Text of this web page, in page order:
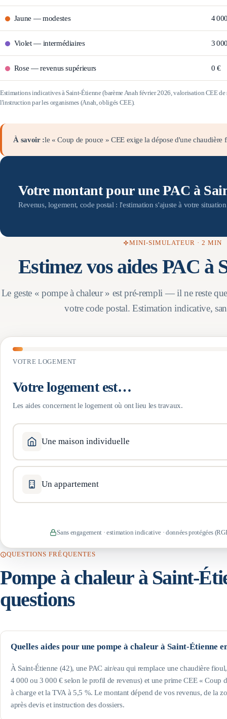
Jaune —modestes 4
Violet— intermédiaires 3
Rose —revenus supérieurs 0 €
Estimations indicatives à Saint-Étienne(barème Anah février 2026, valorisation CEE de
l'instruction par les organismes (Anah, obligés CEE).
À savoir :le « Coup de pouce » CEE exige la dépose d'une
Votre montant pour une PAC à
Revenus, logement, code postal : l'estimation s'ajuste à votre
MINI-SIMULATEUR · 2 MIN
Estimez vos aides PAC à
Le geste « pompe à chaleur » est pré-rempli — il ne reste
votre code postal. Estimation indicative,
VOTRE LOGEMENT
Votre logement est…
Les aides concernent le logement où ont lieu les travaux.
Une maison individuelle
Un appartement
Sans engagement · estimation indicative · données protégées
QUESTIONS FRÉQUENTES
Pompe à chaleur à Saint-
questions
Quelles aides pour une pompe à chaleur à Saint-Étienne
À Saint-Étienne (42), une PAC air/eau qui remplace une chaudière
4 000 ou 3 000 € selon le profil de revenus) et une prime CEE « Coup
à charge et la TVA à 5,5 %. Le montant dépend de vos revenus, de la
après devis et instruction des dossiers.